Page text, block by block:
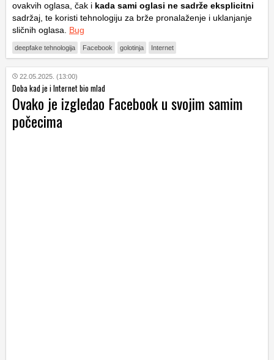
ovakvih oglasa, čak i kada sami oglasi ne sadrže eksplicitni
sadržaj, te koristi tehnologiju za brže pronalaženje i uklanjanje
sličnih oglasa. Bug
deepfake tehnologija Facebook golotinja Internet
22.05.2025. (13:00)
Doba kad je i Internet bio mlad
Ovako je izgledao Facebook u svojim samim
počecima